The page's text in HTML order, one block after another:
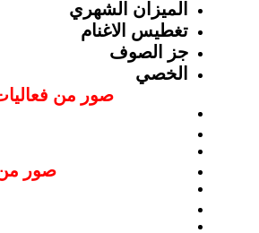
الميزان الشهري
تغطيس الاغنام
جز
الصوف
الخصي
صور من
صور من